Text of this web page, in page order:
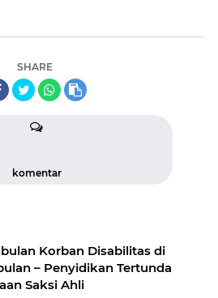
SHARE
komentar
Korban Disabilitas di
– Penyidikan Tertunda
Saksi Ahli